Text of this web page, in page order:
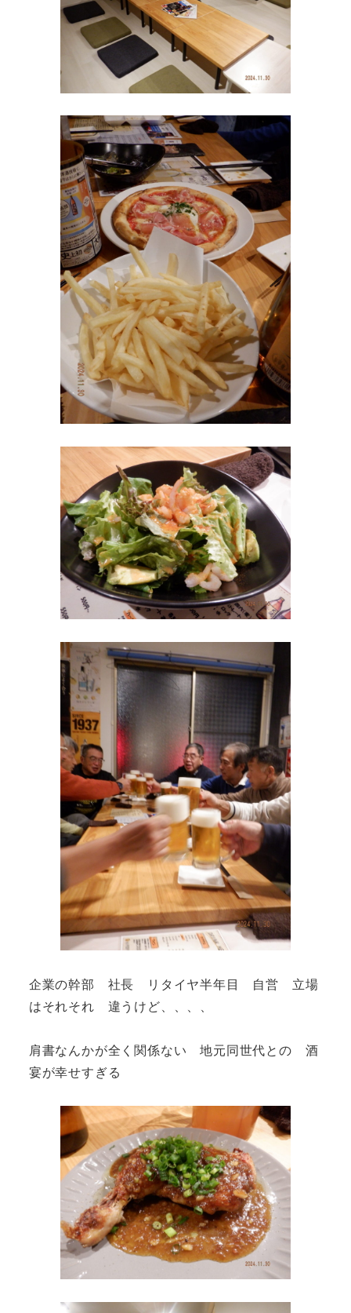
企業の幹部 社長 リタイヤ半年目 自営 立場
はそれそれ 違うけど、、、、
肩書なんかが全く関係ない 地元同世代との 酒
宴が幸せすぎる